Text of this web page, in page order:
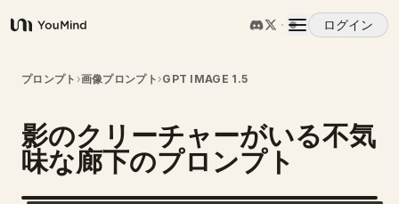
YouMind
ログイン
概要
ユースケース
スキル
プロンプト ›画像プロンプト ›GPT IMAGE 1.5
影のクリーチャーがいる不気
味な廊下のプロンプト